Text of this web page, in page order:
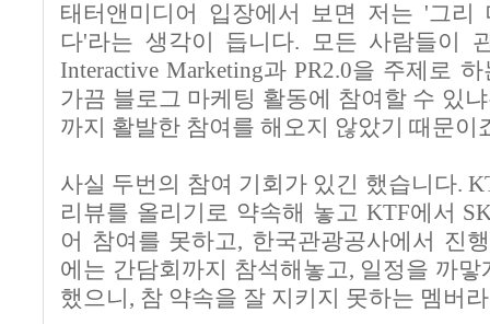
태터앤미디어 입장에서 보면 저는 '그리
다'라는 생각이 듭니다. 모든 사람들이
Interactive Marketing과 PR2.0을 주제로 하
가끔 블로그 마케팅 활동에 참여할 수 있
까지 활발한 참여를 해오지 않았기 때문이
사실 두번의 참여 기회가 있긴 했습니다.
리뷰를 올리기로 약속해 놓고 KTF에서
어 참여를 못하고, 한국관광공사에서 진
에는 간담회까지 참석해놓고, 일정을 까맣
했으니 , 참 약속을 잘 지키지 못하는 멤버